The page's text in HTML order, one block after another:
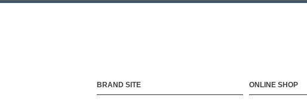
BRAND SITE ONLINE SHOP